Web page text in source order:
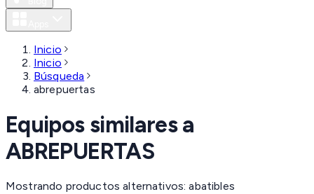
Inicio
Inicio
Búsqueda
abrepuertas
Equipos similares a
ABREPUERTAS
Mostrando productos alternativos: abatibles